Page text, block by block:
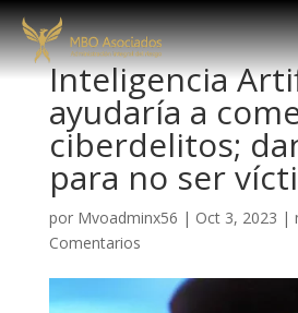
Inteligencia
ayudaría a
ciberdelitos;
para no ser
por Mvoadminx56 | Oct 3, 2023 |
Comentarios